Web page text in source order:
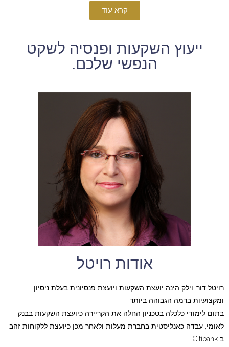
קרא עוד
ייעוץ השקעות ופנסיה לשקט
הנפשי שלכם.
אודות רויטל
רויטל דור-וילק הינה יועצת השקעות ויועצת פנסיונית בעלת ניסיון
ומקצועיות ברמה הגבוהה ביותר.
בתום לימודי כלכלה בטכניון החלה את הקריירה כיועצת השקעות בבנק
לאומי, עבדה כאנליסטית בחברת מעלות ולאחר מכן כיועצת ללקוחות זהב
ב Citibank .